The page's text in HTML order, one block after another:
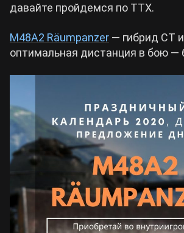
Все игры
давайте пройдемся по ТТХ.
M48A2 Räumpanzer — гибрид СТ
оптимальная дистанция в бою —